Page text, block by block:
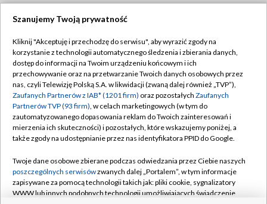
TVP
Abonament TVP
Emisja w TVP
Centrum informacji TVP
Naziemna Telewizja Cyfrowa
Rada Programowa
System NOS
Regulamin TVP
Polityka prywatności
Moje zgody
Pomoc
Kontakt
Szanujemy Twoją prywatność
Kliknij "Akceptuję i przechodzę do serwisu", aby wyrazić zgody na
korzystanie z technologii automatycznego śledzenia i zbierania danych,
dostęp do informacji na Twoim urządzeniu końcowym i ich
przechowywanie oraz na przetwarzanie Twoich danych osobowych przez
nas, czyli Telewizję Polską S.A. w likwidacji (zwaną dalej również „TVP”),
Zaufanych Partnerów z IAB* (1201 firm) oraz pozostałych Zaufanych
Partnerów TVP (93 firm), w celach marketingowych (w tym do
zautomatyzowanego dopasowania reklam do Twoich zainteresowań i
mierzenia ich skuteczności) i pozostałych, które wskazujemy poniżej, a
także zgody na udostępnianie przez nas identyfikatora PPID do Google.
Twoje dane osobowe zbierane podczas odwiedzania przez Ciebie naszych
poszczególnych serwisówzwanych dalej „Portalem”, w tym informacje
zapisywane za pomocą technologii takich jak: pliki cookie, sygnalizatory
WWW lub innych podobnych technologii umożliwiających świadczenie